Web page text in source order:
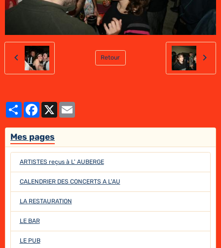
Retour
PartagerFacebook
X
Mes pages
ARTISTES reçus à L' AUBERGE
CALENDRIER DES CONCERTS A L'AU
LA RESTAURATION
LE BAR
LE PUB